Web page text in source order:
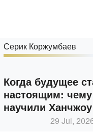
Серик Коржумбаев
Когда будущее
настоящим:
научили
29 Jul,